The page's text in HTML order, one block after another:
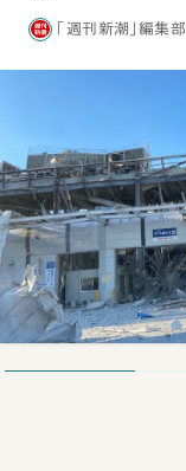
「週刊新潮」編集部